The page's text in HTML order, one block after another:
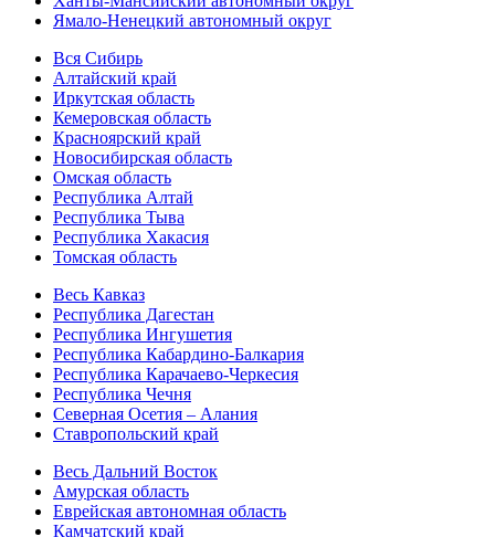
Ямало-Ненецкий автономный округ
Вся Сибирь
Алтайский край
Иркутская область
Кемеровская область
Красноярский край
Новосибирская область
Омская область
Республика Алтай
Республика Тыва
Республика Хакасия
Томская область
Весь Кавказ
Республика Дагестан
Республика Ингушетия
Республика Кабардино-Балкария
Республика Карачаево-Черкесия
Республика Чечня
Северная Осетия – Алания
Ставропольский край
Весь Дальний Восток
Амурская область
Еврейская автономная область
Камчатский край